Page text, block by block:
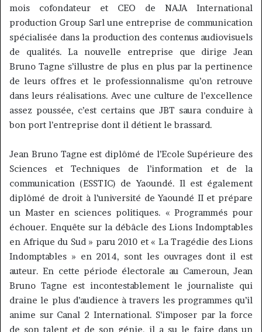
mois cofondateur et CEO de NAJA International
production Group Sarlune entreprise de communication
spécialisée dans la production des contenus audiovisuels
de qualités. La nouvelle entreprise que dirige Jean
BrunoTagne s’illustre de plus en plus par la pertinence
de leurs offres et le professionnalisme qu’on retrouve
dans leurs réalisations. Avec une culture de l’excellence
assez poussée, c’est certains que JBT saura conduire à
bon port l’entreprise dont il détient le brassard.
Jean Bruno Tagne est diplômé de l’Ecole Supérieure des
Sciences et Techniques de l’information et de la
communication (ESSTIC) de Yaoundé. Il est également
diplômé de droit à l’université de Yaoundé II et prépare
un Master en sciences politiques. « Programmés pour
échouer. Enquête sur la débâcle des Lions Indomptables
en Afrique du Sud » paru 2010 et « La Tragédie des Lions
Indomptables » en 2014, sont les ouvrages dont il est
auteur. En cette période électorale au Cameroun, Jean
Bruno Tagne est incontestablement le journaliste qui
draine le plus d’audience à travers les programmes qu’il
anime sur Canal 2 International. S’imposer par la force
de son talent et de son génie, il a su le faire dans un